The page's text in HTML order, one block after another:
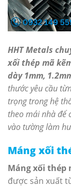
HHT Metals
xối thép mã
dày 1mm,
thước yêu cầu
trọng trong hệ
theo mái nhà để
vào tường làm
Máng xối
Máng xối thép
được sản xuất